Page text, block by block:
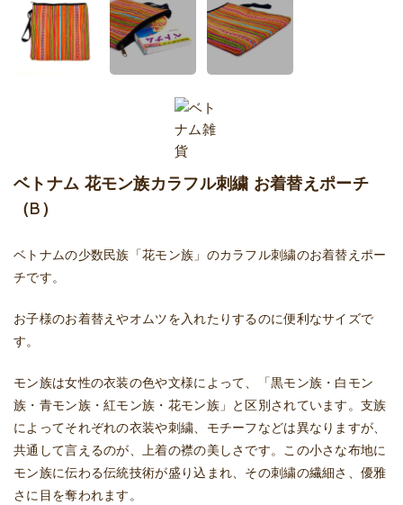
ベトナム 花モン族カラフル刺繍 お着替えポーチ
（B）
ベトナムの少数民族「花モン族」のカラフル刺繍のお着替えポー
チです。
お子様のお着替えやオムツを入れたりするのに便利なサイズで
す。
モン族は女性の衣装の色や文様によって、「黒モン族・白モン
族・青モン族・紅モン族・花モン族」と区別されています。支族
によってそれぞれの衣装や刺繍、モチーフなどは異なりますが、
共通して言えるのが、上着の襟の美しさです。この小さな布地に
モン族に伝わる伝統技術が盛り込まれ、その刺繍の繊細さ、優雅
さに目を奪われます。